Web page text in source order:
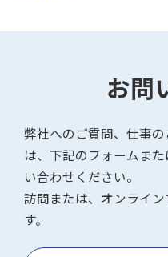
お問
弊社へのご質問、仕事
は、下記のフォームま
い合わせください。
訪問または、オンライ
す。